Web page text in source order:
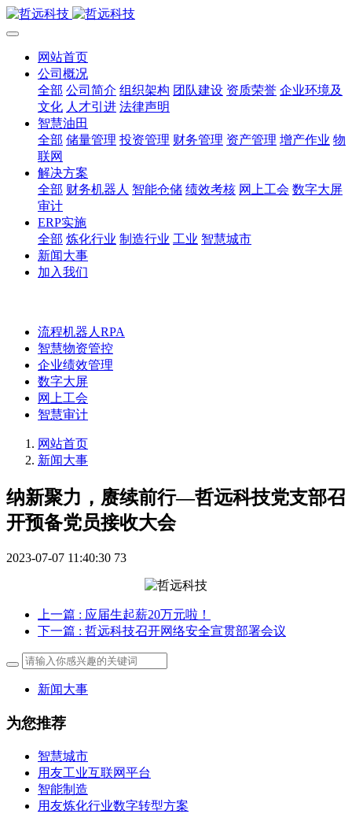
网站首页
公司概况
全部 公司简介 组织架构 团队建设 资质荣誉 企业环境及
文化 人才引进 法律声明
智慧油田
全部 储量管理 投资管理 财务管理 资产管理 增产作业 物
联网
解决方案
全部 财务机器人 智能仓储 绩效考核 网上工会 数字大屏
审计
ERP实施
全部 炼化行业 制造行业 工业 智慧城市
新闻大事
加入我们
流程机器人RPA
智慧物资管控
企业绩效管理
数字大屏
网上工会
智慧审计
网站首页
新闻大事
纳新聚力，赓续前行—哲远科技党支部召
开预备党员接收大会
2023-07-07 11:40:30 73
上一篇 : 应届生起薪20万元啦！
下一篇 : 哲远科技召开网络安全宣贯部署会议
新闻大事
为您推荐
智慧城市
用友工业互联网平台
智能制造
用友炼化行业数字转型方案